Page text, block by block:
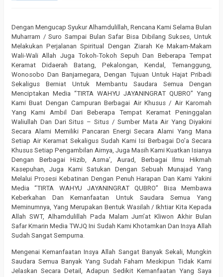
Dengan Mengucap Syukur Alhamdulillah, Rencana Kami Selama Bulan
Muharram / Suro Sampai Bulan Safar Bisa Dibilang Sukses, Untuk
Melakukan Perjalanan Spiritual Dengan Ziarah Ke Makam-Makam
Wali-Wali Allah Juga Tokoh-Tokoh Sepuh Dan Beberapa Tempat
Keramat Didaerah Batang, Pekalongan, Kendal, Temanggung,
Wonosobo Dan Banjarnegara, Dengan Tujuan Untuk Hajat Pribadi
Sekaligus Berniat Untuk Membantu Saudara Semua Dengan
Menciptakan Media “TIRTA WAHYU JAYANINGRAT QUBRO” Yang
Kami Buat Dengan Campuran Berbagai Air Khusus / Air Karomah
Yang Kami Ambil Dari Beberapa Tempat Keramat Peninggalan
Waliullah Dan Dari Situs – Situs / Sumber Mata Air Yang Diyakini
Secara Alami Memiliki Pancaran Energi Secara Alami Yang Mana
Setiap Air Keramat Sekaligus Sudah Kami Isi Berbagai Do’a Secara
Khusus Setiap Pengambilan Airnya, Juga Masih Kami Kuatkan Isianya
Dengan Berbagai Hizib, Asma’, Aurad, Berbagai Ilmu Hikmah
Kasepuhan, Juga Kami Satukan Dengan Sebuah Munajad Yang
Melalui Prosesi Kebatinan Dengan Penuh Harapan Dan Kami Yakini
Media “TIRTA WAHYU JAYANINGRAT QUBRO” Bisa Membawa
Keberkahan Dan Kemanfaatan Untuk Saudara Semua Yang
Meminumnya, Yang Merupakan Bentuk Wasilah / Ikhtiar Kita Kepada
Allah SWT, Alhamdulillah Pada Malam Jum’at Kliwon Akhir Bulan
Safar Kmarin Media TWJQ Ini Sudah Kami Khotamkan Dan Insya Allah
Sudah Sangat Sempurna.
Mengenai Kemanfaatan Insya Allah Sangat Banyak Sekali, Mungkin
Saudara Semua Banyak Yang Sudah Faham Meskipun Tidak Kami
Jelaskan Secara Detail, Adapun Sedikit Kemanfaatan Yang Saya